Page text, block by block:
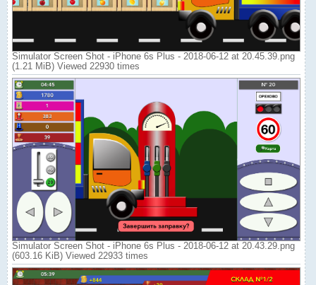
Simulator Screen Shot - iPhone 6s Plus - 2018-06-12 at 20.45.39.png
(1.21 MiB) Viewed 22930 times
Simulator Screen Shot - iPhone 6s Plus - 2018-06-12 at 20.43.29.png
(603.16 KiB) Viewed 22933 times